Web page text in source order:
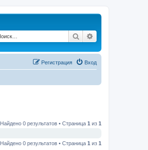
Поиск
Вход
Регистрация
Найдено 0 результатов • Страница 1 из 1
Найдено 0 результатов • Страница 1 из 1